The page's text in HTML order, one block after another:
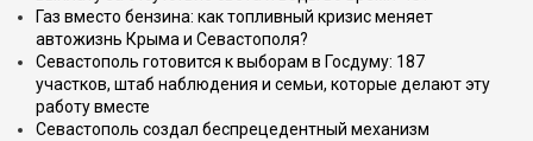
Газ вместо бензина: как топливный кризис меняет
автожизнь Крыма и Севастополя?
Севастополь готовится к выборам в Госдуму: 187
участков, штаб наблюдения и семьи, которые делают эту
работу вместе
Севастополь создал беспрецедентный механизм